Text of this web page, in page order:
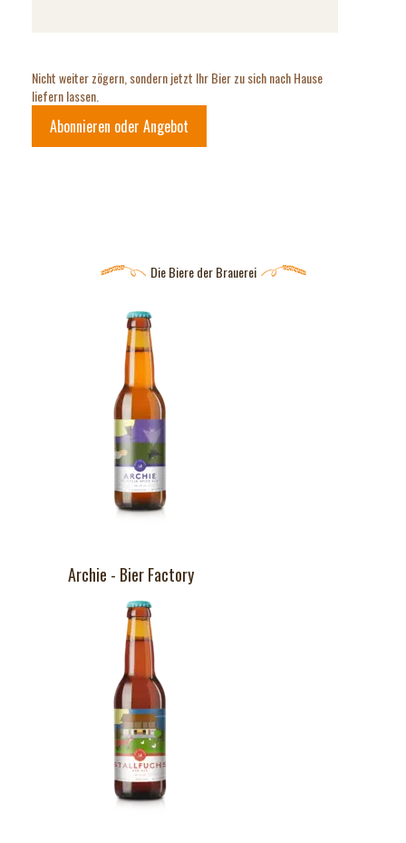
Nicht weiter zögern, sondern jetzt Ihr Bier zu sich nach Hause
liefern lassen.
Abonnieren oder Angebot
Die Biere der Brauerei
Archie - Bier Factory